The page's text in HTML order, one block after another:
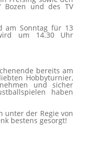
Bozen und des TV
am Sonntag für 13
um 14.30 Uhr
bereits am
Hobbyturnier,
und sicher
haben
unter der Regie von
bestens gesorgt!